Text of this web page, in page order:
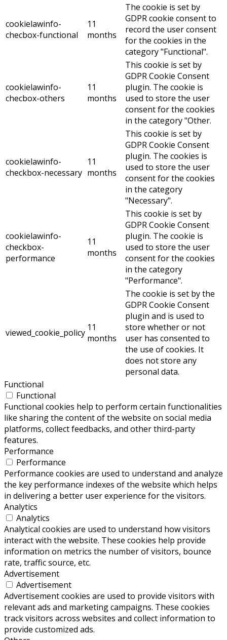
cookielawinfo-
checbox-functional
11
months
The cookie is set by
GDPR cookie consent to
record the user consent
for the cookies in the
category "Functional".
cookielawinfo-
checbox-others
11
months
This cookie is set by
GDPR Cookie Consent
plugin. The cookie is
used to store the user
consent for the cookies
in the category "Other.
cookielawinfo-
checkbox-necessary
11
months
This cookie is set by
GDPR Cookie Consent
plugin. The cookies is
used to store the user
consent for the cookies
in the category
"Necessary".
cookielawinfo-
checkbox-
performance
11
months
This cookie is set by
GDPR Cookie Consent
plugin. The cookie is
used to store the user
consent for the cookies
in the category
"Performance".
viewed_cookie_policy 11
months
The cookie is set by the
GDPR Cookie Consent
plugin and is used to
store whether or not
user has consented to
the use of cookies. It
does not store any
personal data.
Functional
Functional
Functional cookies help to perform certain functionalities
like sharing the content of the website on social media
platforms, collect feedbacks, and other third-party
features.
Performance
Performance
Performance cookies are used to understand and analyze
the key performance indexes of the website which helps
in delivering a better user experience for the visitors.
Analytics
Analytics
Analytical cookies are used to understand how visitors
interact with the website. These cookies help provide
information on metrics the number of visitors, bounce
rate, traffic source, etc.
Advertisement
Advertisement
Advertisement cookies are used to provide visitors with
relevant ads and marketing campaigns. These cookies
track visitors across websites and collect information to
provide customized ads.